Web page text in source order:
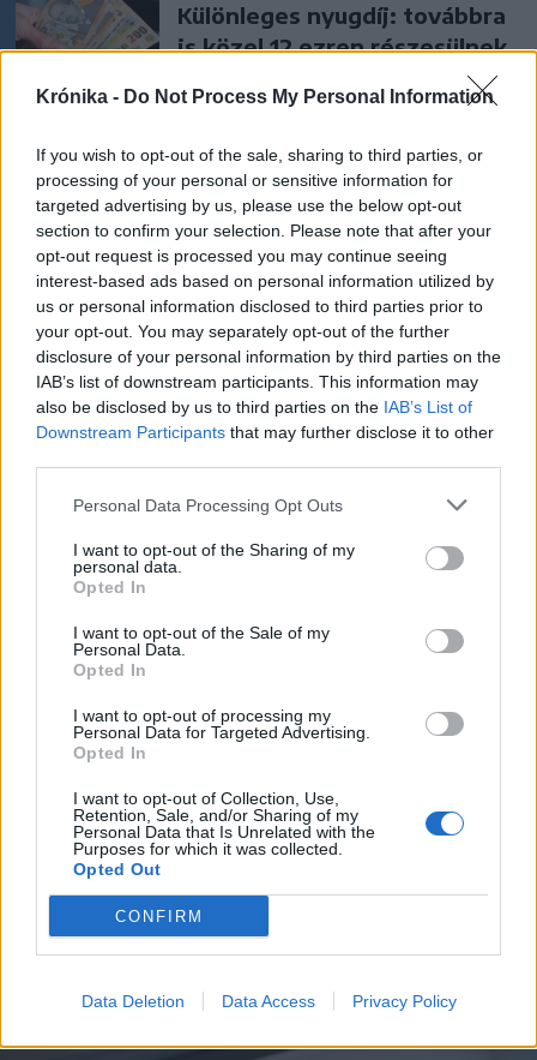
Krónika - Do Not Process My Personal Information
If you wish to opt-out of the sale, sharing to third parties, or
processing of your personal or sensitive information for
targeted advertising by us, please use the below opt-out
section to confirm your selection. Please note that after your
opt-out request is processed you may continue seeing
interest-based ads based on personal information utilized by
us or personal information disclosed to third parties prior to
your opt-out. You may separately opt-out of the further
disclosure of your personal information by third parties on the
IAB’s list of downstream participants. This information may
also be disclosed by us to third parties on the IAB’s List of
Downstream Participants that may further disclose it to other
Personal Data Processing Opt Outs
I want to opt-out of the Sharing of my
personal data.
Opted In
I want to opt-out of the Sale of my
Personal Data.
Opted In
I want to opt-out of processing my
Personal Data for Targeted Advertising.
Opted In
I want to opt-out of Collection, Use,
Retention, Sale, and/or Sharing of my
Personal Data that Is Unrelated with the
Purposes for which it was collected.
Opted Out
CONFIRM
Data Deletion Data Access Privacy Policy
Különleges nyugdíj: továbbra
is közel 12 ezren részesülnek
Életveszélyesen
megfenyegették Majkát,
elmarad a sepsiszentgyörgyi
koncertje
Székelyhon
Jogosítvány nélkül, ittasan
hajtott háznak egy
csíkszeredai férfi
Székely Sport
Szembementek a trenddel: a
Sepsi OSK és az FK
Szuperligában
Sándor Ella: Na, indíts, s
A rovat további cikkei